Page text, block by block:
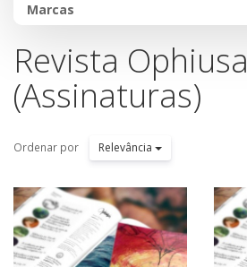
Marcas
Revista Ophiusa
(Assinaturas)
Ordenar por Relevância